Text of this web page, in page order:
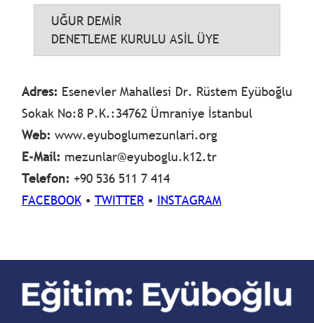
UĞUR DEMİR
DENETLEME KURULU ASİL ÜYE
Adres: Esenevler Mahallesi Dr. Rüstem Eyüboğlu
Sokak No:8 P.K.:34762 Ümraniye İstanbul
Web: www.eyuboglumezunlari.org
E-Mail: mezunlar@eyuboglu.k12.tr
Telefon: +90 536 511 7 414
FACEBOOK• TWITTER• INSTAGRAM